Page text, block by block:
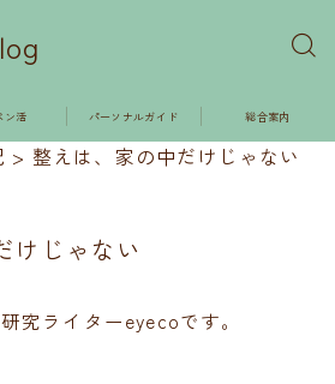
ン活 パーソナルガイド 総合案内
> 整えは、家の中だけじゃない
けじゃない
究ライターeyecoです。